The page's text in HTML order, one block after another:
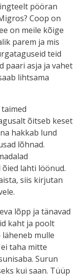
pööran
Coop on
on meile kõige
parem ja mis
teid
paari asja ja vahet
lihtsama
õitseb keset
hakkab lund
lõhnad.
lahti löönud.
siis kirjutan
lõpp ja tänavad
kaht ja poolt
mulle
taha mitte
Surun
kui saan. Tüüp